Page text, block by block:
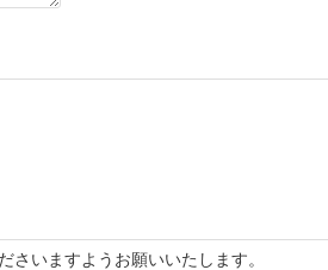
いますようお願いいたします。